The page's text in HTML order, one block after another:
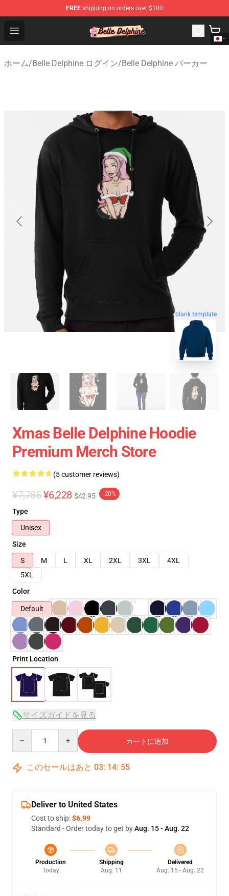
FREE shipping on orders over $100
Open menu
Belle Delphine Store - Official Belle Delphine
ホーム/Belle Delphine ログイン/Belle Delphine パーカー
blank template
Xmas Belle Delphine Hoodie
Premium Merch Store
(5 customer reviews)
¥7,785 ¥6,228 $42.95 -20%
Type
Unisex
Size
S
M L XL 2XL 3XL
4XL
5XL
Color
Default
Print Location
サイズガイドを見る
カートに追加
このセールはあと 03: 14: 54
Deliver to United States
Cost to ship:$6.99
Standard - Order today to get byAug. 15 - Aug. 22
Production
Today
Shipping
Aug. 11
Delivered
Aug. 15 - Aug. 22